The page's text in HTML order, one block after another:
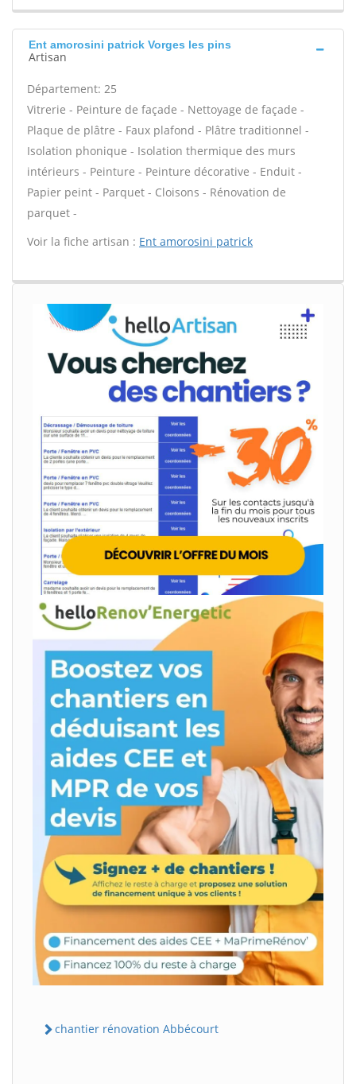
Ent amorosini patrick Vorges les pins
Artisan
Département: 25
Vitrerie - Peinture de façade - Nettoyage de façade -
Plaque de plâtre - Faux plafond - Plâtre traditionnel -
Isolation phonique - Isolation thermique des murs
intérieurs - Peinture - Peinture décorative - Enduit -
Papier peint - Parquet - Cloisons - Rénovation de
parquet -
Voir la fiche artisan : Ent amorosini patrick
chantier rénovation Abbécourt